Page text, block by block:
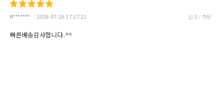
fi******* 2026-07-26 17:27:22 신고 / 차단
빠른배송감사합니다.^^